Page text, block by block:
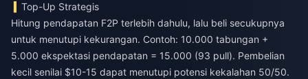
Top-Up Strategis
Hitung pendapatan F2P terlebih dahulu, lalu beli secukupnya
untuk menutupi kekurangan. Contoh: 10.000 tabungan +
5.000 ekspektasi pendapatan = 15.000 (93 pull). Pembelian
kecil senilai $10-15 dapat menutupi potensi kekalahan 50/50.